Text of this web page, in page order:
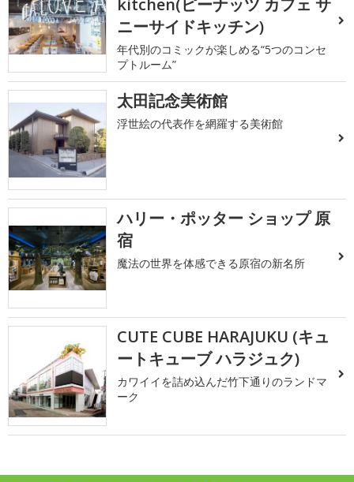
kitchen(ピーナッツ カフェ サ
ニーサイドキッチン)
年代別のコミックが楽しめる“5つのコンセ
プトルーム”
太田記念美術館
浮世絵の代表作を網羅する美術館
ハリー・ポッター ショップ 原
宿
魔法の世界を体感できる原宿の新名所
CUTE CUBE HARAJUKU (キュ
ートキューブ ハラジュク)
カワイイを詰め込んだ竹下通りのランドマ
ーク